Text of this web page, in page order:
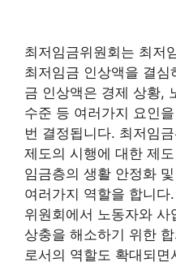
최저임금위원회는 최저
최저임금 인상액을 결
금 인상액은 경제 상황,
수준 등 여러가지 요인
번 결정됩니다. 최저임
제도의 시행에 대한 제
임금층의 생활 안정화
여러가지 역할을 합니
위원회에서 노동자와
상충을 해소하기 위한
로서의 역할도 확대되면